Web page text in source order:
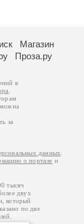
Магазин
Проза.ру
в
за
данных
о портале и
тысяч
двух
который
по две